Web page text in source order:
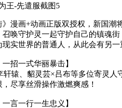
漫画+动画正版双授权，新国
唤守护灵一起守护自己的镇魂
现实世界的普通人，从此会有另
招一式华丽暴击】
轩辕、貂灵芸×吕布等多位寄灵
尽享丝滑操作激燃爽感！
言一行一生忠义】